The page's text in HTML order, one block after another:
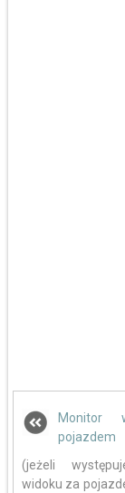
Monitor
pojazdem
(jeżeli
widoku za